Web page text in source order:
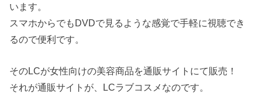
います。
スマホからでもDVDで見るような感覚で手軽に視聴でき
るので便利です。
そのLCが女性向けの美容商品を通販サイトにて販売！
それが通販サイトが、LCラブコスメなのです。